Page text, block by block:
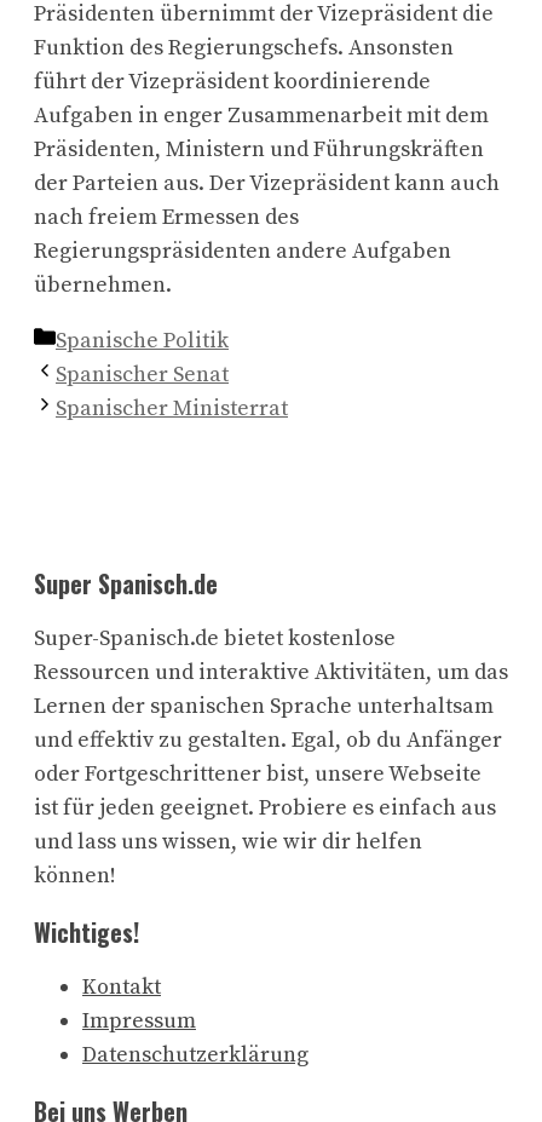
Präsidenten übernimmt der Vizepräsident die
Funktion des Regierungschefs. Ansonsten
führt der Vizepräsident koordinierende
Aufgaben in enger Zusammenarbeit mit dem
Präsidenten, Ministern und Führungskräften
der Parteien aus. Der Vizepräsident kann auch
nach freiem Ermessen des
Regierungspräsidenten andere Aufgaben
übernehmen.
Kategorien
Spanische Politik
Spanischer Senat
Spanischer Ministerrat
Super Spanisch.de
Super-Spanisch.de bietet kostenlose
Ressourcen und interaktive Aktivitäten, um das
Lernen der spanischen Sprache unterhaltsam
und effektiv zu gestalten. Egal, ob du Anfänger
oder Fortgeschrittener bist, unsere Webseite
ist für jeden geeignet. Probiere es einfach aus
und lass uns wissen, wie wir dir helfen
können!
Wichtiges!
Kontakt
Impressum
Datenschutzerklärung
Bei uns Werben